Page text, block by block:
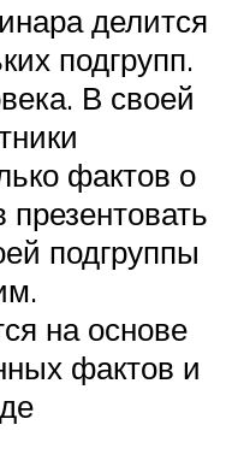
делится
подгрупп.
В своей
фактов о
презентовать
подгруппы
на основе
фактов и